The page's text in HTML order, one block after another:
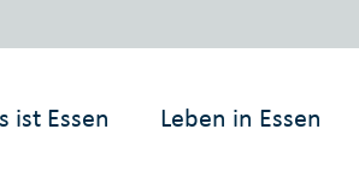
ist Essen Leben in Essen